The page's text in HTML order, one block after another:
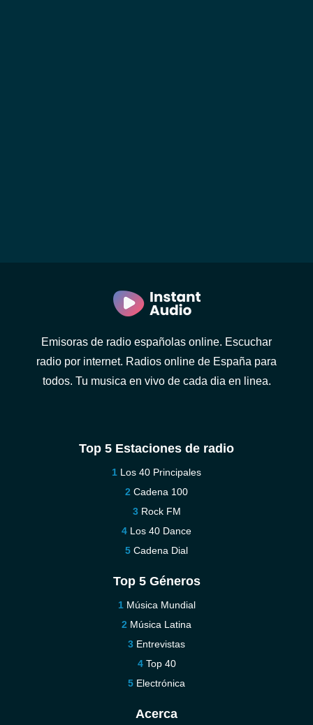
Emisoras de radio españolas online. Escuchar
radio por internet. Radios online de España para
todos. Tu musica en vivo de cada dia en linea.
Top 5 Estaciones de radio
Los 40 Principales
Cadena 100
Rock FM
Los 40 Dance
Cadena Dial
Top 5 Géneros
Música Mundial
Música Latina
Entrevistas
Top 40
Electrónica
Acerca